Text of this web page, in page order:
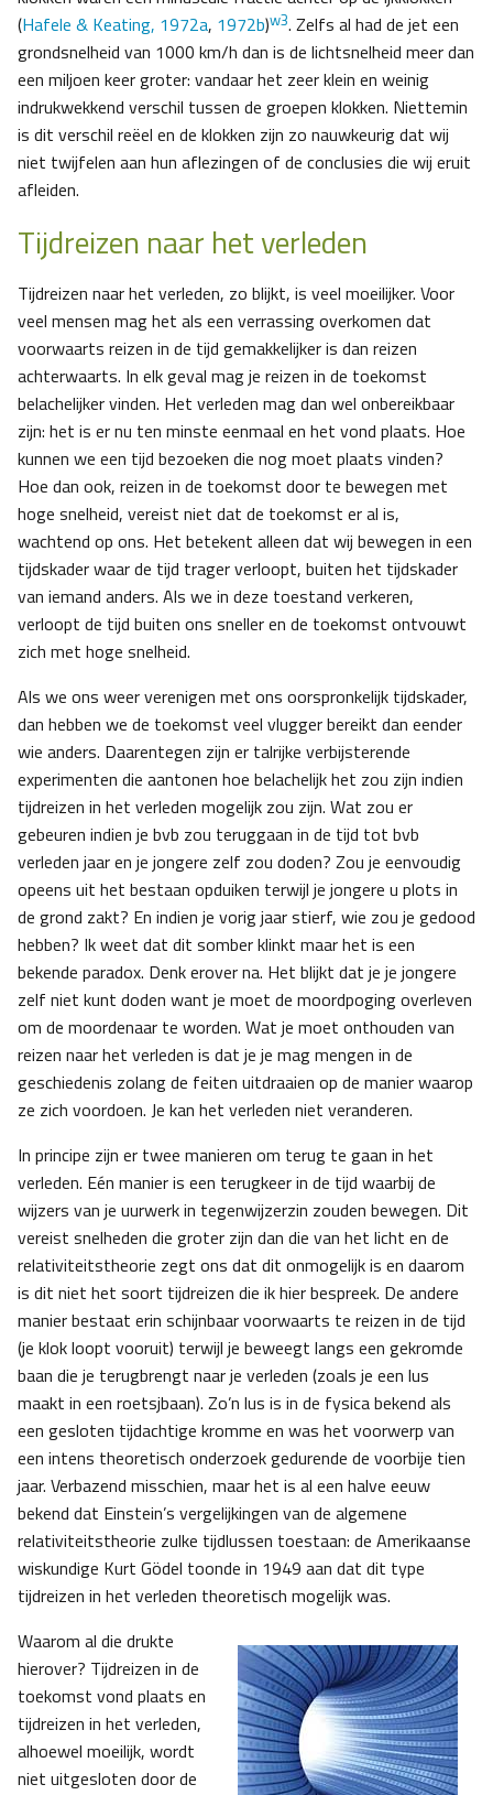
(Hafele & Keating, 1972a, 1972b)w3. Zelfs al had de jet een
grondsnelheid van 1000 km/h dan is de lichtsnelheid meer dan
een miljoen keer groter: vandaar het zeer klein en weinig
indrukwekkend verschil tussen de groepen klokken. Niettemin
is dit verschil reëel en de klokken zijn zo nauwkeurig dat wij
niet twijfelen aan hun aflezingen of de conclusies die wij eruit
afleiden.
Tijdreizen naar het verleden
Tijdreizen naar het verleden, zo blijkt, is veel moeilijker. Voor
veel mensen mag het als een verrassing overkomen dat
voorwaarts reizen in de tijd gemakkelijker is dan reizen
achterwaarts. In elk geval mag je reizen in de toekomst
belachelijker vinden. Het verleden mag dan wel onbereikbaar
zijn: het is er nu ten minste eenmaal en het vond plaats. Hoe
kunnen we een tijd bezoeken die nog moet plaats vinden?
Hoe dan ook, reizen in de toekomst door te bewegen met
hoge snelheid, vereist niet dat de toekomst er al is,
wachtend op ons. Het betekent alleen dat wij bewegen in een
tijdskader waar de tijd trager verloopt, buiten het tijdskader
van iemand anders. Als we in deze toestand verkeren,
verloopt de tijd buiten ons sneller en de toekomst ontvouwt
zich met hoge snelheid.
Als we ons weer verenigen met ons oorspronkelijk tijdskader,
dan hebben we de toekomst veel vlugger bereikt dan eender
wie anders. Daarentegen zijn er talrijke verbijsterende
experimenten die aantonen hoe belachelijk het zou zijn indien
tijdreizen in het verleden mogelijk zou zijn. Wat zou er
gebeuren indien je bvb zou teruggaan in de tijd tot bvb
verleden jaar en je jongere zelf zou doden? Zou je eenvoudig
opeens uit het bestaan opduiken terwijl je jongere u plots in
de grond zakt? En indien je vorig jaar stierf, wie zou je gedood
hebben? Ik weet dat dit somber klinkt maar het is een
bekende paradox. Denk erover na. Het blijkt dat je je jongere
zelf niet kunt doden want je moet de moordpoging overleven
om de moordenaar te worden. Wat je moet onthouden van
reizen naar het verleden is dat je je mag mengen in de
geschiedenis zolang de feiten uitdraaien op de manier waarop
ze zich voordoen. Je kan het verleden niet veranderen.
In principe zijn er twee manieren om terug te gaan in het
verleden. Eén manier is een terugkeer in de tijd waarbij de
wijzers van je uurwerk in tegenwijzerzin zouden bewegen. Dit
vereist snelheden die groter zijn dan die van het licht en de
relativiteitstheorie zegt ons dat dit onmogelijk is en daarom
is dit niet het soort tijdreizen die ik hier bespreek. De andere
manier bestaat erin schijnbaar voorwaarts te reizen in de tijd
(je klok loopt vooruit) terwijl je beweegt langs een gekromde
baan die je terugbrengt naar je verleden (zoals je een lus
maakt in een roetsjbaan). Zo’n lus is in de fysica bekend als
een gesloten tijdachtige kromme en was het voorwerp van
een intens theoretisch onderzoek gedurende de voorbije tien
jaar. Verbazend misschien, maar het is al een halve eeuw
bekend dat Einstein’s vergelijkingen van de algemene
relativiteitstheorie zulke tijdlussen toestaan: de Amerikaanse
wiskundige Kurt Gödel toonde in 1949 aan dat dit type
tijdreizen in het verleden theoretisch mogelijk was.
Waarom al die drukte
hierover? Tijdreizen in de
toekomst vond plaats en
tijdreizen in het verleden,
alhoewel moeilijk, wordt
niet uitgesloten door de